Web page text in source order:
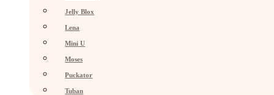
Jelly Blox
Lena
Mini U
Moses
Puckator
Tuban